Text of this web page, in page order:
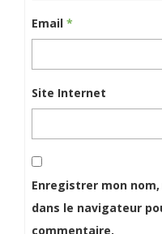
Email *
Site Internet
Enregistrer mon
dans le navigateur
commentaire.